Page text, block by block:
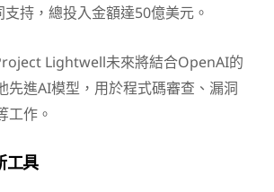
支持，總投入金額達50億美元。
Lightwell未來將結合OpenAI的
先進AI模型，用於程式碼審查、漏洞
工作。
工具